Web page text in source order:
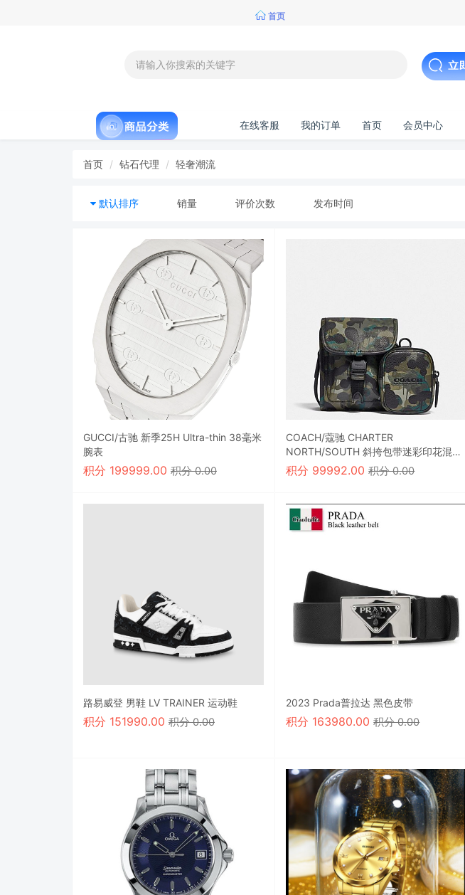
首页
在线客服 我的订单 首页 会员中心
首页 钻石代理 轻奢潮流
默认排序 销量 评价次数 发布时间
GUCCI/古驰 新季25H Ultra-thin 38毫米
腕表
积分 199999.00 积分 0.00
COACH/蔻驰 CHARTER
NORTH/SOUTH 斜挎包带迷彩印花混合
袋
积分 99992.00积分 0.00
路易威登 男鞋 LV TRAINER 运动鞋
积分 151990.00 积分 0.00
2023 Prada普拉达 黑色皮带
积分 163980.00积分 0.00